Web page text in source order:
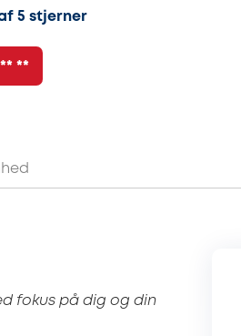
5 stjerner
**
fokus på dig og din